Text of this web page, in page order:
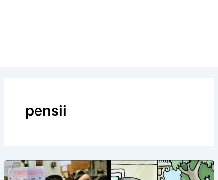
pensii